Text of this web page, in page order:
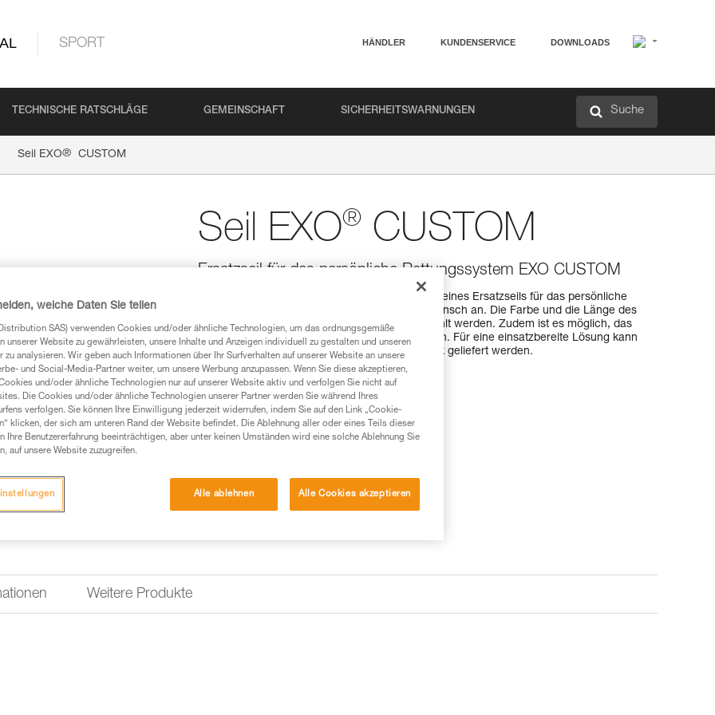
SPORT HÄNDLER KUNDENSERVICE DOWNLOADS
TECHNISCHE RATSCHLÄGE GEMEINSCHAFT SICHERHEITSWARNUNGEN Suche
Seil EXO® CUSTOM
Seil EXO® CUSTOM
Ersatzseil für das persönliche Rettungssystem EXO CUSTOM
Der Petzl Custom Service bietet die Ausführung eines Ersatzseils für das persönliche
Rettungssystem EXO CUSTOM nach Kundenwunsch an. Die Farbe und die Länge des
Seils (bis 150 Meter) können nach Bedarf gewählt werden. Zudem ist es möglich, das
System mit einem Anschlagelement auszustatten. Für eine einsatzbereite Lösung kann
das EXO CUSTOM-Ersatzseil mit einem Seilsack geliefert werden.
Einen Händler finden
Weitere Produkte
welche Daten Sie teilen
SAS) verwenden Cookies und/oder ähnliche Technologien, um das ordnungsgemäße
unserer Website zu gewährleisten, unsere Inhalte und Anzeigen individuell zu gestalten und unseren
zu analysieren. Wir geben auch Informationen über Ihr Surfverhalten auf unserer Website an unsere
und Social-Media-Partner weiter, um unsere Werbung anzupassen. Wenn Sie diese akzeptieren,
und/oder ähnliche Technologien nur auf unserer Website aktiv und verfolgen Sie nicht auf
Die Cookies und/oder ähnliche Technologien unserer Partner werden Sie während Ihres
verfolgen. Sie können Ihre Einwilligung jederzeit widerrufen, indem Sie auf den Link „Cookie-
klicken, der sich am unteren Rand der Website befindet. Die Ablehnung aller oder eines Teils dieser
Ihre Benutzererfahrung beeinträchtigen, aber unter keinen Umständen wird eine solche Ablehnung Sie
auf unsere Website zuzugreifen.
Alle ablehnen Alle Cookies akzeptieren